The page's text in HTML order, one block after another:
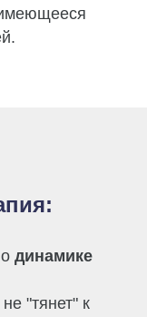
динамике
не "тянет" к